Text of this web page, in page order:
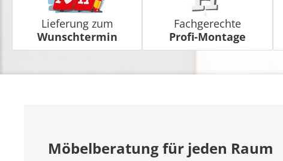
Lieferung zum
Wunschtermin
Fachgerechte
Profi-Montage
Möbelberatung für jeden Raum